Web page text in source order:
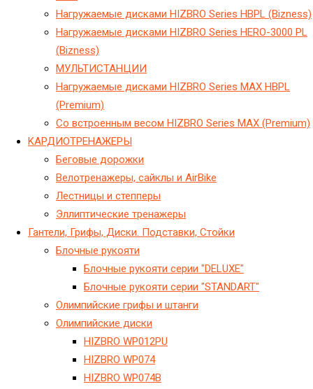
Hагружаемые дисками HIZBRO Series HBPL (Bizness)
Hагружаемые дисками HIZBRO Series HERO-3000 PL
(Bizness)
МУЛЬТИСТАНЦИИ
Нагружаемые дисками HIZBRO Series MAX HBPL
(Premium)
Со встроенным весом HIZBRO Series MAX (Premium)
KАРДИОТРЕНАЖЕРЫ
Беговые дорожки
Велотренажеры, сайклы и AirBike
Лестницы и степперы
Эллиптические тренажеры
Гантели, Грифы, Диски. Подставки, Стойки
Блочные рукояти
Блочные рукояти серии "DELUXE"
Блочные рукояти серии "STANDART"
Олимпийские грифы и штанги
Олимпийские диски
HIZBRO WP012PU
HIZBRO WP074
HIZBRO WP074B